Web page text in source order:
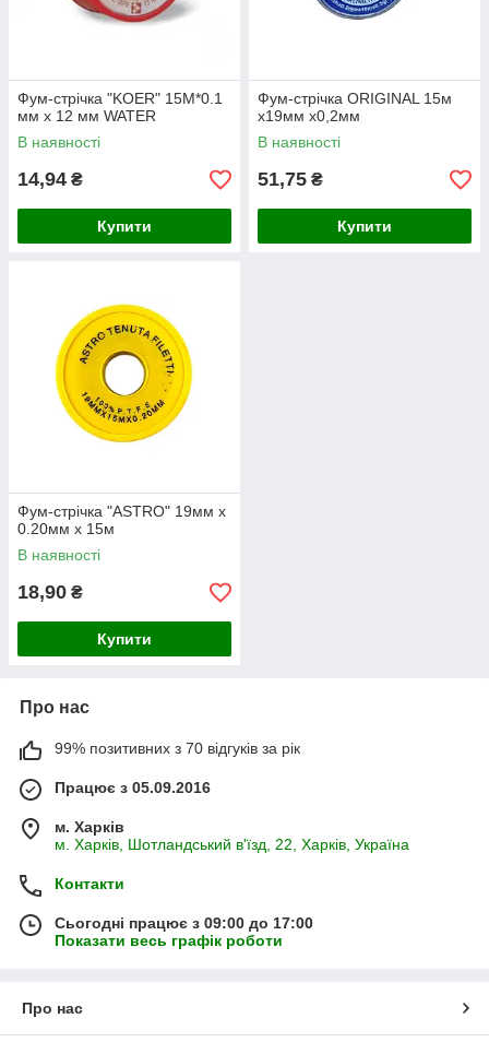
Фум-стрічка "KOER" 15М*0.1
мм х 12 мм WATER
В наявності
14,94 ₴
Купити
Фум-стрічка ORIGINAL 15м
х19мм х0,2мм
В наявності
51,75 ₴
Купити
Фум-стрічка "АSTRO" 19мм х
0.20мм х 15м
В наявності
18,90 ₴
Купити
Про нас
99% позитивних з 70 відгуків за рік
Працює з 05.09.2016
м. Харків
м. Харків, Шотландський в'їзд, 22, Харків, Україна
Контакти
Сьогодні працює з 09:00 до 17:00
Показати весь графік роботи
Про нас